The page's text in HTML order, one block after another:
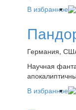
В избранное
Германия,
Научная
В избранное